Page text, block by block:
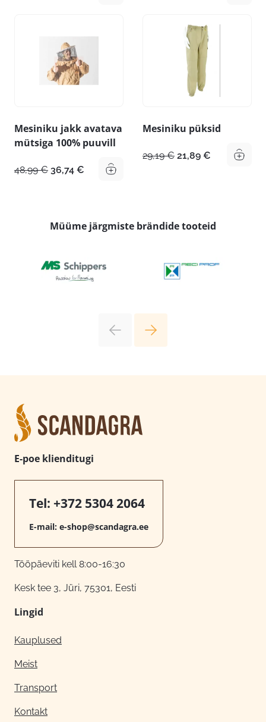
6,15 €.1,85 €.
Mesiniku jakk avatava
mütsiga 100% puuvill
48,99€ Algne
36,74 € Praegune
Mesiniku püksid
29,19€ Algne
21,89 € Praegune
Müüme järgmiste brändide tooteid
E-poe klienditugi
Tel: +372 5304 2064
E-mail: e-shop@scandagra.ee
Tööpäeviti kell 8:00-16:30
Kesk tee 3, Jüri, 75301, Eesti
Lingid
Kauplused
Meist
Transport
Kontakt